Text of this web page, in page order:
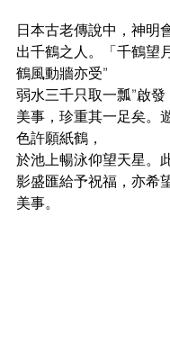
日本古老傳說中，神明
出千鶴之人。「千鶴望
鶴風動牆亦受”
弱水三千只取一瓢”啟
美事，珍重其一足矣。
色許願紙鶴，
於池上暢泳仰望天星。
影盛匯給予祝福，亦希
美事。